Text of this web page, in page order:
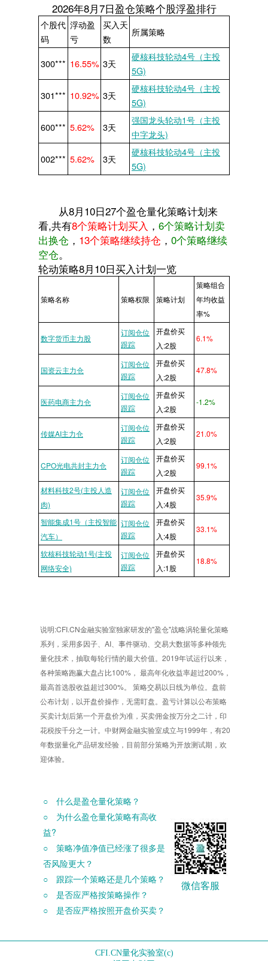
2026年8月7日盈仓策略个股浮盈排行
个股代
码
浮动盈
亏
买入天
数
所属策略
300*** 16.55% 3天
硬核科技轮动4号（主投
5G)
301*** 10.92% 3天
硬核科技轮动4号（主投
5G)
600*** 5.62% 3天
强国龙头轮动1号（主投
中字龙头)
002*** 5.62% 3天
硬核科技轮动4号（主投
5G)
从8月10日27个盈仓量化策略计划来
看,共有8个策略计划买入 ， 6个策略计划卖
出换仓 ， 13个策略继续持仓 ， 0个策略继续
空仓。
轮动策略8月10日买入计划一览
策略名称 策略权限 策略计划
策略组合
年均收益
率%
数字货币主力股
订阅仓位
跟踪
开盘价买
入:2股
6.1%
国资云主力仓
订阅仓位
跟踪
开盘价买
入:2股
47.8%
医药电商主力仓
订阅仓位
跟踪
开盘价买
入:2股
-1.2%
传媒AI主力仓
订阅仓位
跟踪
开盘价买
入:2股
21.0%
CPO光电共封主力仓
订阅仓位
跟踪
开盘价买
入:2股
99.1%
材料科技2号(主投人造
肉)
订阅仓位
跟踪
开盘价买
入:4股
35.9%
智能集成1号（主投智能
汽车）
订阅仓位
跟踪
开盘价买
入:4股
33.1%
软核科技轮动1号(主投
网络安全)
订阅仓位
跟踪
开盘价买
入:1股
18.8%
说明:CFI.CN金融实验室独家研发的"盈仓"战略涡轮量化策略
系列，采用多因子、AI、事件驱动、交易大数据等多种领先
量化技术，抽取每轮行情的最大价值。2019年试运行以来，
各种策略跑赢大盘占比100%， 最高年化收益率超过200%，
最高首选股收益超过300%。 策略交易以日线为单位。盘前
公布计划，以开盘价操作，无需盯盘。盈亏计算以公布策略
买卖计划后第一个开盘价为准，买卖佣金按万分之二计，印
花税按千分之一计。中财网金融实验室成立与1999年，有20
年数据量化产品研发经验，目前部分策略为开放测试期，欢
迎体验。
○ 什么是盈仓量化策略？
○ 为什么盈仓量化策略有高收
益?
○ 策略净值净值已经涨了很多是
否风险更大？
○ 跟踪一个策略还是几个策略？
○ 是否应严格按策略操作？
○ 是否应严格按照开盘价买卖？
微信客服
CFI.CN量化实验室(c)